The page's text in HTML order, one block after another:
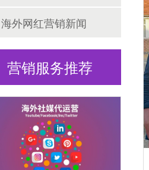
海外网红营销新闻
营销服务推荐
海外网红营销